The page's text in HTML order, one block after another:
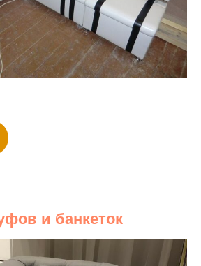
и банкеток